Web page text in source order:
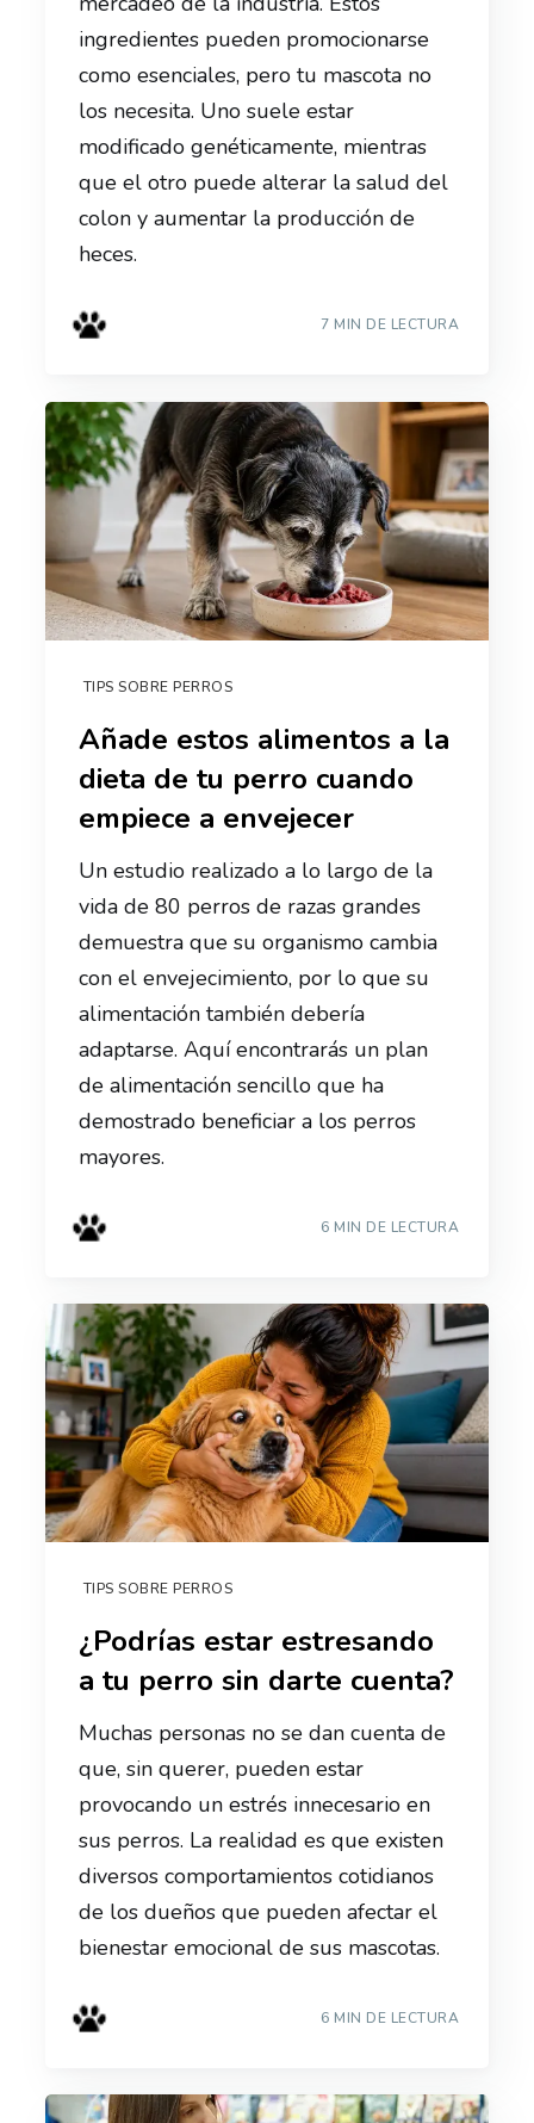
ingredientes pueden promocionarse
como esenciales, pero tu mascota no
los necesita. Uno suele estar
modificado genéticamente, mientras
que el otro puede alterar la salud del
colon y aumentar la producción de
heces.
7 MIN DE LECTURA
TIPS SOBRE PERROS
Añade estos alimentos a la
dieta de tu perro cuando
empiece a envejecer
Un estudio realizado a lo largo de la
vida de 80 perros de razas grandes
demuestra que su organismo cambia
con el envejecimiento, por lo que su
alimentación también debería
adaptarse. Aquí encontrarás un plan
de alimentación sencillo que ha
demostrado beneficiar a los perros
mayores.
6 MIN DE LECTURA
TIPS SOBRE PERROS
¿Podrías estar estresando
a tu perro sin darte cuenta?
Muchas personas no se dan cuenta de
que, sin querer, pueden estar
provocando un estrés innecesario en
sus perros. La realidad es que existen
diversos comportamientos cotidianos
de los dueños que pueden afectar el
bienestar emocional de sus mascotas.
6 MIN DE LECTURA